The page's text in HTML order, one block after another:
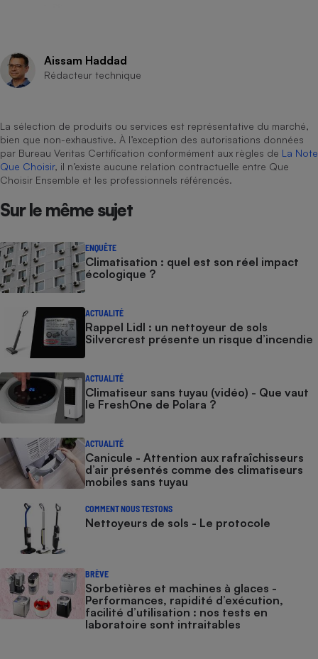
Aissam Haddad
Rédacteur technique
La sélection de produits ou services est représentative du marché,
bien que non-exhaustive. À l’exception des autorisations données
par Bureau Veritas Certification conformément aux règles de La Note
Que Choisir, il n’existe aucune relation contractuelle entre Que
Choisir Ensemble et les professionnels référencés.
Sur le même sujet
ENQUÊTE
Climatisation : quel est son réel impact
écologique ?
ACTUALITÉ
Rappel Lidl : un nettoyeur de sols
Silvercrest présente un risque d’incendie
ACTUALITÉ
Climatiseur sans tuyau (vidéo) - Que vaut
le FreshOne de Polara ?
ACTUALITÉ
Canicule - Attention aux rafraîchisseurs
d’air présentés comme des climatiseurs
mobiles sans tuyau
COMMENT NOUS TESTONS
Nettoyeurs de sols - Le protocole
BRÈVE
Sorbetières et machines à glaces​​​​​​ -
Performances, rapidité d’exécution,
facilité d’utilisation : nos tests en
laboratoire sont intraitables